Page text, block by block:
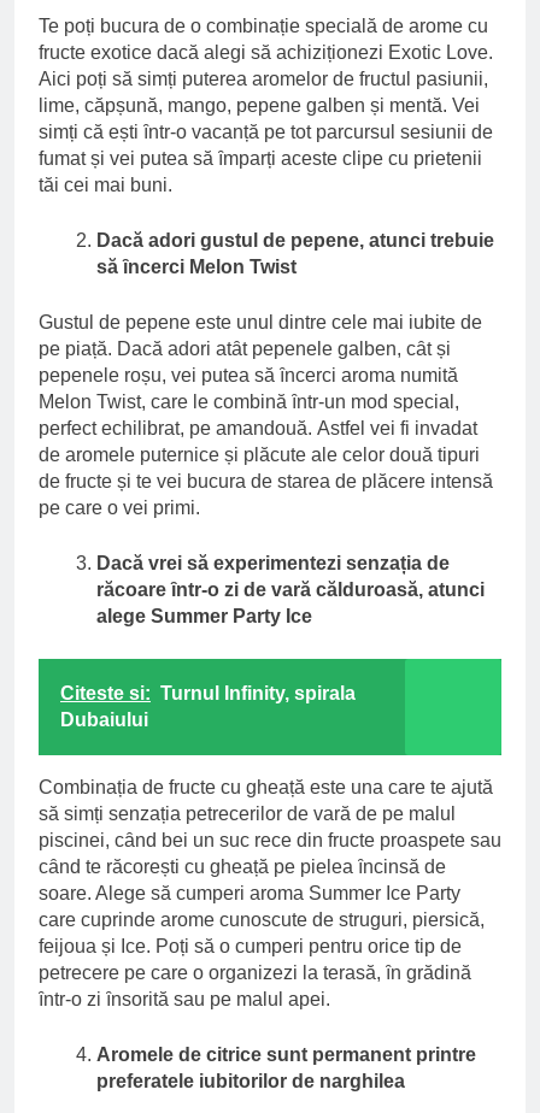
Te poți bucura de o combinație specialӑ de arome cu
fructe exotice dacӑ alegi sӑ achiziționezi Exotic Love.
Aici poți sӑ simți puterea aromelor de fructul pasiunii,
lime, cӑpșunӑ, mango, pepene galben și mentӑ. Vei
simți cӑ ești ȋntr-o vacanțӑ pe tot parcursul sesiunii de
fumat și vei putea sӑ ȋmparți aceste clipe cu prietenii
tӑi cei mai buni.
Dacӑ adori gustul de pepene, atunci trebuie
sӑ ȋncerci Melon Twist
Gustul de pepene este unul dintre cele mai iubite de
pe piațӑ. Dacӑ adori atȃt pepenele galben, cȃt și
pepenele roșu, vei putea sӑ ȋncerci aroma numitӑ
Melon Twist, care le combinӑ ȋntr-un mod special,
perfect echilibrat, pe amandouӑ. Astfel vei fi invadat
de aromele puternice și plӑcute ale celor douӑ tipuri
de fructe și te vei bucura de starea de plӑcere intensӑ
pe care o vei primi.
Dacӑ vrei sӑ experimentezi senzația de
rӑcoare ȋntr-o zi de varӑ cӑlduroasӑ, atunci
alege Summer Party Ice
Citeste si: Turnul Infinity, spirala
Dubaiului
Combinația de fructe cu gheațӑ este una care te ajutӑ
sӑ simți senzația petrecerilor de varӑ de pe malul
piscinei, cȃnd bei un suc rece din fructe proaspete sau
cȃnd te rӑcorești cu gheațӑ pe pielea ȋncinsӑ de
soare. Alege sӑ cumperi aroma Summer Ice Party
care cuprinde arome cunoscute de struguri, piersicӑ,
feijoua și Ice. Poți sӑ o cumperi pentru orice tip de
petrecere pe care o organizezi la terasӑ, ȋn grӑdinӑ
ȋntr-o zi ȋnsoritӑ sau pe malul apei.
Aromele de citrice sunt permanent printre
preferatele iubitorilor de narghilea